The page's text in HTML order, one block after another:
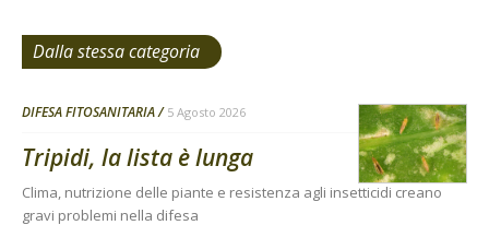
Dalla stessa categoria
DIFESA FITOSANITARIA 5 Agosto 2026
Tripidi, la lista è lunga
Clima, nutrizione delle piante e resistenza agli insetticidi creano
gravi problemi nella difesa